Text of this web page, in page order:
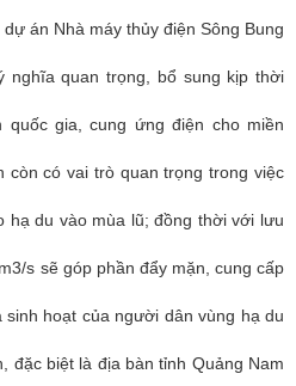
án Nhà máy thủy điện Sông Bung
nghĩa quan trọng, bổ sung kịp thời
quốc gia, cung ứng điện cho miền
còn có vai trò quan trọng trong việc
hạ du vào mùa lũ; đồng thời với lưu
s sẽ góp phần đẩy mặn, cung cấp
hoạt của người dân vùng hạ du
đặc biệt là địa bàn tỉnh Quảng Nam